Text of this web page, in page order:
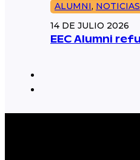
ALUMNI, NOTICIAS
14 DE JULIO 2026
EEC Alumni